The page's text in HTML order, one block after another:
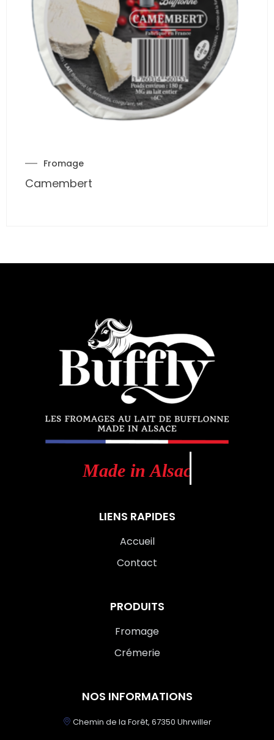
Fromage
Camembert
Made in Alsace
LIENS RAPIDES
Accueil
Contact
PRODUITS
Fromage
Crémerie
NOS INFORMATIONS
Chemin de la Forêt, 67350 Uhrwiller